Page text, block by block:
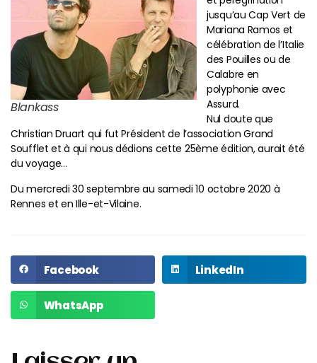
Blankass
jusqu’au Cap Vert de
Mariana Ramos et
célébration de l’Italie
des Pouilles ou de
Calabre en
polyphonie avec
Assurd.
Nul doute que
Christian Druart qui fut Président de l’association Grand
Soufflet et à qui nous dédions cette 25ème édition, aurait été
du voyage…
Du mercredi 30 septembre au samedi 10 octobre 2020 à
Rennes et en Ille-et-Vilaine.
Facebook LinkedIn
WhatsApp